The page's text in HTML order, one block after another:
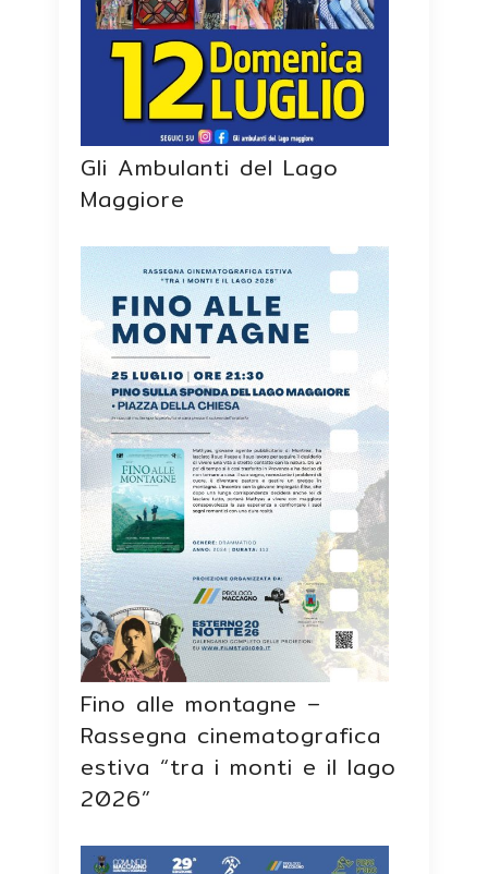
Gli Ambulanti del Lago
Maggiore
Fino alle montagne –
Rassegna cinematografica
estiva “tra i monti e il lago
2026”